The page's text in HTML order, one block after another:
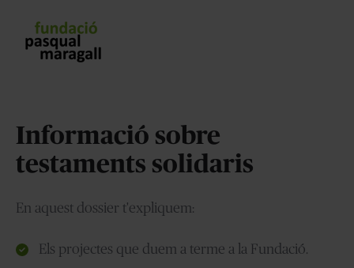
Informació sobre
testaments solidaris
En aquest dossier t'expliquem:
Els projectes que duem a terme a la Fundació.